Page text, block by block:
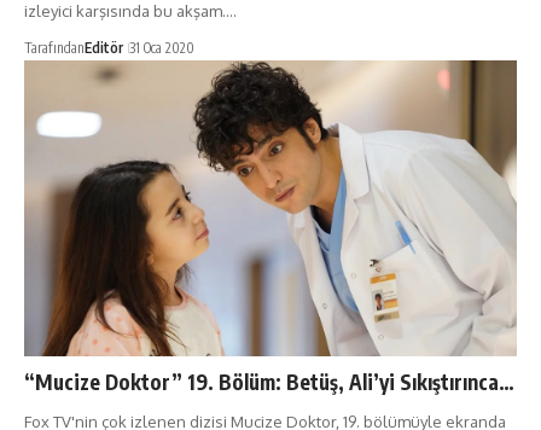
izleyici karşısında bu akşam.…
TarafındanEditör 31 Oca 2020
“Mucize Doktor” 19. Bölüm: Betüş, Ali’yi Sıkıştırınca…
Fox TV'nin çok izlenen dizisi Mucize Doktor, 19. bölümüyle ekranda